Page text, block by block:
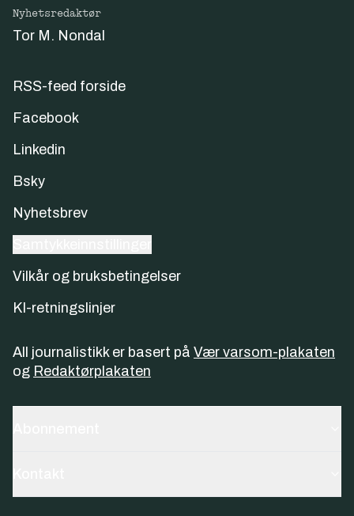
Nyhetsredaktør
Tor M. Nondal
RSS-feed forside
Facebook
Linkedin
Bsky
Nyhetsbrev
Vilkår og bruksbetingelser
KI-retningslinjer
All journalistikk er basert på Vær varsom-plakaten
og Redaktørplakaten